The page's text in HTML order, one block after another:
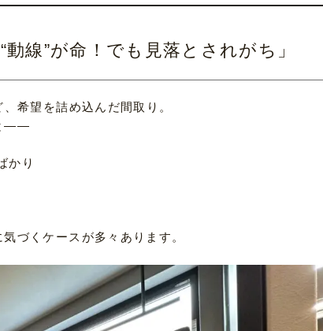
線”が命！でも見落とされがち」
希望を詰め込んだ間取り。
――
かり
気づくケースが多々あります。